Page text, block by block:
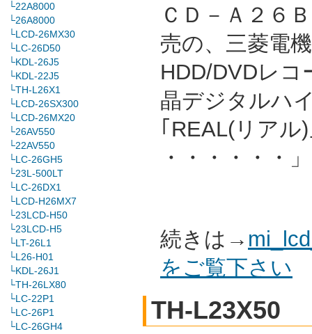
ＣＤ－Ａ２６
売の、三菱電
HDD/DVDレコ
晶デジタルハ
｢REAL(リアル
・・・・・・」
続きは→
をご覧下さい
TH-L23X50
└22A8000
└26A8000
└LCD-26MX30
└LC-26D50
└KDL-26J5
└KDL-22J5
└TH-L26X1
└LCD-26SX300
└LCD-26MX20
└26AV550
└22AV550
└LC-26GH5
└23L-500LT
└LC-26DX1
└LCD-H26MX7
└23LCD-H50
└23LCD-H5
└LT-26L1
└L26-H01
└KDL-26J1
└TH-26LX80
└LC-22P1
└LC-26P1
└LC-26GH4